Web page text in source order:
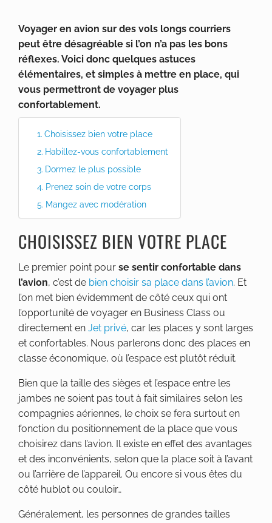
Voyager en avion sur des vols longs courriers
peut être désagréable si l’on n’a pas les bons
réflexes. Voici donc quelques astuces
élémentaires, et simples à mettre en place, qui
vous permettront de voyager plus
confortablement.
Choisissez bien votre place
Habillez-vous confortablement
Dormez le plus possible
Prenez soin de votre corps
Mangez avec modération
CHOISISSEZ BIEN VOTRE PLACE
Le premier point pour se sentir confortable dans
l’avion, c’est de bien choisir sa place dans l’avion. Et
l’on met bien évidemment de côté ceux qui ont
l’opportunité de voyager en Business Class ou
directement en Jet privé, car les places y sont larges
et confortables. Nous parlerons donc des places en
classe économique, où l’espace est plutôt réduit.
Bien que la taille des sièges et l’espace entre les
jambes ne soient pas tout à fait similaires selon les
compagnies aériennes, le choix se fera surtout en
fonction du positionnement de la place que vous
choisirez dans l’avion. Il existe en effet des avantages
et des inconvénients, selon que la place soit à l’avant
ou l’arrière de l’appareil. Ou encore si vous êtes du
côté hublot ou couloir…
Généralement, les personnes de grandes tailles